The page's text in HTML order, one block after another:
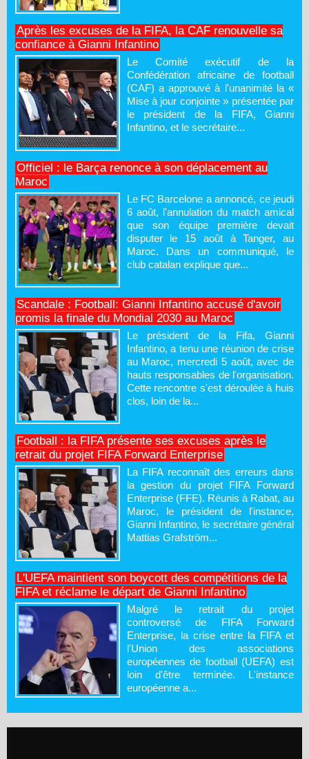
Après les excuses de la FIFA, la CAF renouvelle sa
confiance à Gianni Infantino
Le Comité exécutif de la
Confédération africaine de football
(CAF) a approuvé à l'unanimité la «
Mise à jour conjointe » présentée par
le président de la FIFA, Gianni
Infantino, et le secrétaire...
Officiel : le Barça renonce à son déplacement au
Maroc
Le FC Barcelone a annoncé, ce jeudi
6 août, l'annulation du match amical
que son équipe première devait
disputer le 15 août à Tanger, au
Maroc. Dans un communiqué, le
club catalan explique que...
Scandale : Football: Gianni Infantino accusé d'avoir
promis la finale du Mondial 2030 au Maroc
Le président de la Fifa, Gianni
Infantino, a tenu une réunion de crise
au Maroc, mercredi 5 août, avec de
hauts responsables de l'organisation.
Cette rencontre s'est déroulée à huis
clos, loin de la...
Football : la FIFA présente ses excuses après le
retrait du projet FIFA Forward Enterprise
La FIFA reconnaît des erreurs dans
la gestion du projet FIFA Forward
Enterprise (FFE). Réunis à Rabat, au
Maroc, le président de l'instance,
Gianni Infantino, le secrétaire général
Mattias Grafström...
L'UEFA maintient son boycott des compétitions de la
FIFA et réclame le départ de Gianni Infantino
Malgré le retrait du projet
controversé de FIFA Forward
Enterprise, la crise entre la FIFA et
l'Union des associations
européennes de football (UEFA) est
loin d'être terminée. L'instance
européenne a...